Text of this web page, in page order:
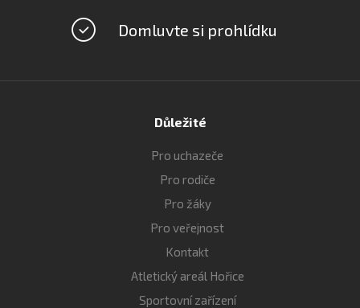
Domluvte si prohlídku
Důležité
Pro uchazeče
Pro rodiče
Pro žáky
Pro veřejnost
Kontakt
Atletický areál Hořice
Sportovní zařízení